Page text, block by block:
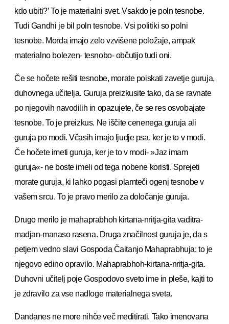
kdo ubiti?’ To je materialni svet. Vsakdo je poln tesnobe.
Tudi Gandhi je bil poln tesnobe. Vsi politiki so polni
tesnobe. Morda imajo zelo vzvišene položaje, ampak
materialno bolezen- tesnobo- občutijo tudi oni.
Če se hočete rešiti tesnobe, morate poiskati zavetje guruja,
duhovnega učitelja. Guruja preizkusite tako, da se ravnate
po njegovih navodilih in opazujete, če se res osvobajate
tesnobe. To je preizkus. Ne iščite cenenega guruja ali
guruja po modi. Včasih imajo ljudje psa, ker je to v modi.
Če hočete imeti guruja, ker je to v modi- »Jaz imam
guruja«- ne boste imeli od tega nobene koristi. Sprejeti
morate guruja, ki lahko pogasi plamteči ogenj tesnobe v
vašem srcu. To je pravo merilo za določanje guruja.
Drugo merilo je mahaprabhoh kirtana-nritja-gita vaditra-
madjan-manaso rasena. Druga značilnost guruja je, da s
petjem vedno slavi Gospoda Čaitanjo Mahaprabhuja; to je
njegovo edino opravilo. Mahaprabhoh-kirtana-nritja-gita.
Duhovni učitelj poje Gospodovo sveto ime in pleše, kajti to
je zdravilo za vse nadloge materialnega sveta.
Dandanes ne more nihče več meditirati. Tako imenovana